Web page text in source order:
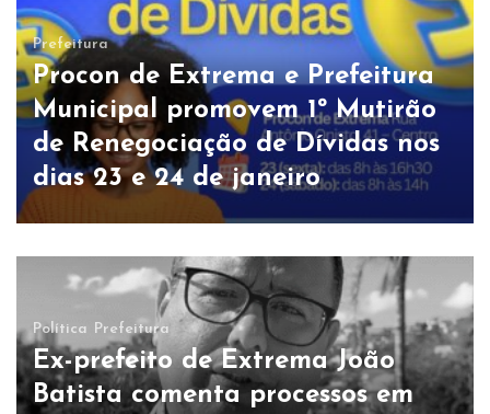
Prefeitura
Procon de Extrema e Prefeitura
Municipal promovem 1º Mutirão
de Renegociação de Dívidas nos
dias 23 e 24 de janeiro
Política Prefeitura
Ex-prefeito de Extrema João
Batista comenta processos em
Prefeitura